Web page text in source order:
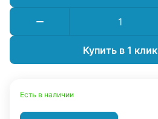
Купить в 1 клик
Есть в наличии